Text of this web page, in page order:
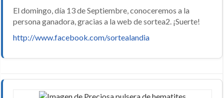
El domingo, día 13 de Septiembre, conoceremos a la
persona ganadora, gracias a la web de sortea2. ¡Suerte!
http://www.facebook.com/sortealandia